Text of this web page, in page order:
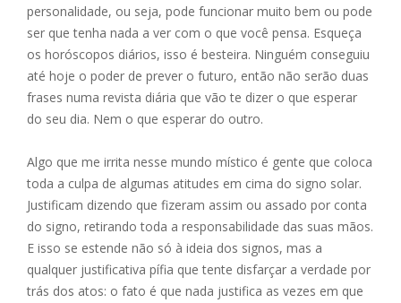
personalidade, ou seja, pode funcionar muito bem ou pode
ser que tenha nada a ver com o que você pensa. Esqueça
os horóscopos diários, isso é besteira. Ninguém conseguiu
até hoje o poder de prever o futuro, então não serão duas
frases numa revista diária que vão te dizer o que esperar
do seu dia. Nem o que esperar do outro.
Algo que me irrita nesse mundo místico é gente que coloca
toda a culpa de algumas atitudes em cima do signo solar.
Justificam dizendo que fizeram assim ou assado por conta
do signo, retirando toda a responsabilidade das suas mãos.
E isso se estende não só à ideia dos signos, mas a
qualquer justificativa pífia que tente disfarçar a verdade por
trás dos atos: o fato é que nada justifica as vezes em que